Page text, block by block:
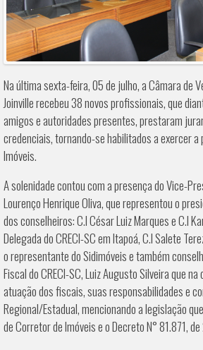
Na última sexta-feira, 05 de julho, a Câmara de
Joinville recebeu 38 novos profissionais, que
amigos e autoridades presentes, prestaram
credenciais, tornando-se habilitados a exercer
Imóveis.
A solenidade contou com a presença do Vice-
Lourenço Henrique Oliva, que representou o
dos conselheiros: C.I César Luiz Marques e C.I
Delegada do CRECI-SC em Itapoá, C.I Salete
o representante do Sidimóveis e também
Fiscal do CRECI-SC, Luiz Augusto Silveira que
atuação dos fiscais, suas responsabilidades e
Regional/Estadual, mencionando a legislação
de Corretor de Imóveis e o Decreto N° 81.871,